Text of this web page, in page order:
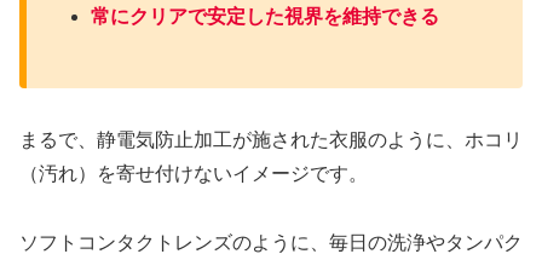
常にクリアで安定した視界を維持できる
まるで、静電気防止加工が施された衣服のように、ホコリ
（汚れ）を寄せ付けないイメージです。
ソフトコンタクトレンズのように、毎日の洗浄やタンパク